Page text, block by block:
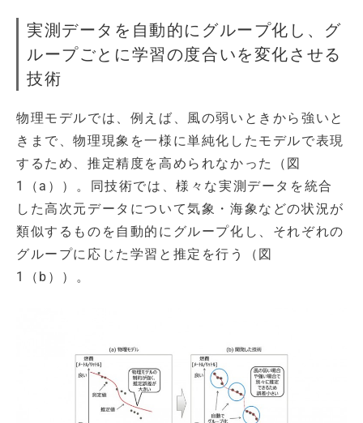
実測データを自動的にグループ化し、グ
ループごとに学習の度合いを変化させる
技術
物理モデルでは、例えば、風の弱いときから強いと
きまで、物理現象を一様に単純化したモデルで表現
するため、推定精度を高められなかった（図
1（a））。同技術では、様々な実測データを統合
した高次元データについて気象・海象などの状況が
類似するものを自動的にグループ化し、それぞれの
グループに応じた学習と推定を行う（図
1（b））。